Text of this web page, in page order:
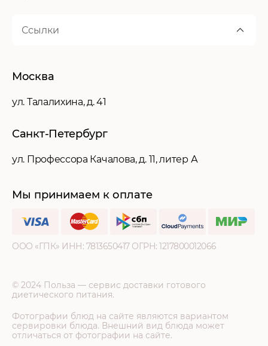
Москва
ул. Талалихина, д. 41
Санкт-Петербург
ул. Профессора Качалова, д. 11, литер А
Ссылки
Мы принимаем к оплате
ООО «ГПК» ИНН: ‍7813650417 ОГРН: ‍1217800012066
© 2024 Польза — сервис доставки готового
диетического питания.
Фотографии блюд на сайте являются вариантом
сервировки блюда. Внешний вид блюда может
отличаться от фотографии на сайте.